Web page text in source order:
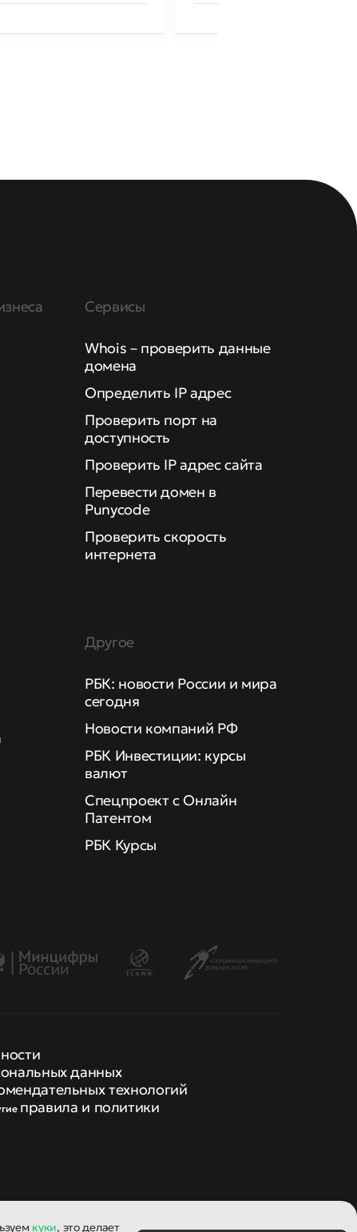
Сервисы
Whois – проверить данные
домена
Определить IP адрес
Проверить порт на
доступность
Проверить IP адрес сайта
Перевести домен в
Punycode
Проверить скорость
интернета
Другое
РБК: новости России и мира
сегодня
Новости компаний РФ
РБК Инвестиции: курсы
валют
Спецпроект с Онлайн
Патентом
РБК Курсы
данных
технологий
правила и политики
куки, это делает